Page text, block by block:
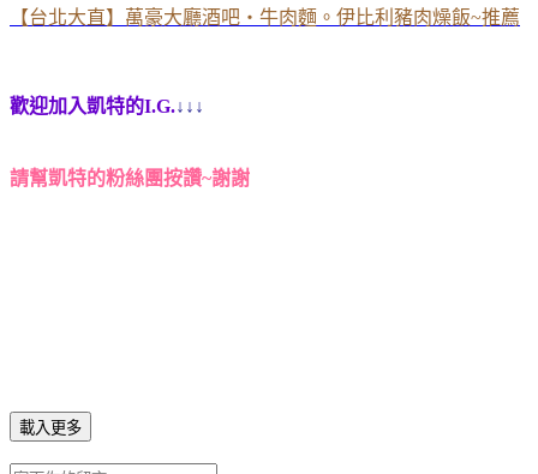
【台北大直】萬豪大廳酒吧‧牛肉麵。伊比利豬肉燥飯~推薦
歡迎加入凱特的I.G.↓↓↓
請幫凱特的粉絲團按讚~謝謝
載入更多